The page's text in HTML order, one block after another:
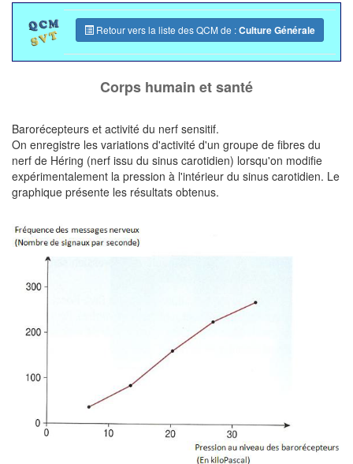
Retour vers la liste des QCM de :Culture Générale
Corps humain et santé
Barorécepteurs et activité du nerf sensitif.
On enregistre les variations d'activité d'un groupe de fibres du
nerf de Héring (nerf issu du sinus carotidien) lorsqu'on modifie
expérimentalement la pression à l'intérieur du sinus carotidien. Le
graphique présente les résultats obtenus.